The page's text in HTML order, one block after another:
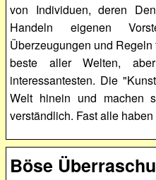
von Individuen, deren
Handeln eigenen
Überzeugungen und
beste aller Welten,
interessantesten. Die
Welt hinein und machen
verständlich. Fast alle
Böse